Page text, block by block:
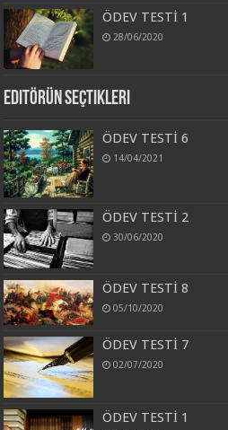
ÖDEV TESTİ 1
28/06/2020
Editörün Seçtikleri
ÖDEV TESTİ 6
14/04/2021
ÖDEV TESTİ 2
30/06/2020
ÖDEV TESTİ 8
05/10/2020
ÖDEV TESTİ 7
02/07/2020
ÖDEV TESTİ 1